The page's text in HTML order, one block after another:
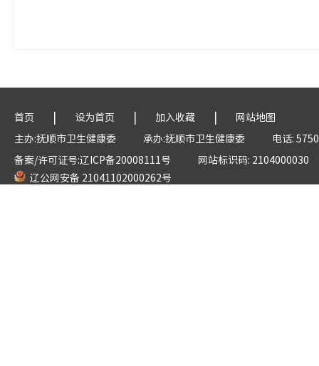
首页 | 设为首页 | 加入收藏 |
网站地图
主办:抚顺市卫生健康委
承办:抚顺市卫生健康委
电话:
备案/许可证号:辽ICP备20008111号
网站标识码: 2104000030
辽公网安备 21041102000262号